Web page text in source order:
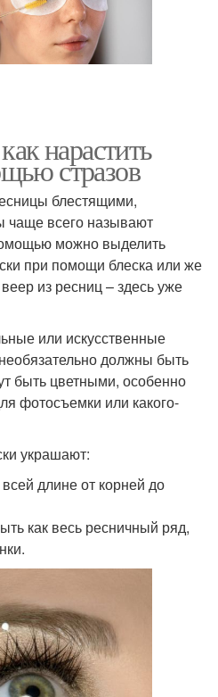
нарастить
стразов
блестящими,
чаще всего называют
можно выделить
при помощи блеска или же
из ресниц – здесь уже
или искусственные
должны быть
быть цветными, особенно
фотосъемки или какого-
украшают:
длине от корней до
как весь ресничный ряд,